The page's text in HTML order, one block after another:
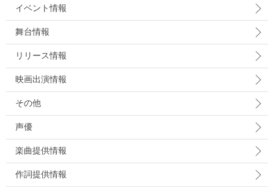
イベント情報
舞台情報
リリース情報
映画出演情報
その他
声優
楽曲提供情報
作詞提供情報